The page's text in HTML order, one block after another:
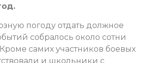
погоду отдать должное
собралось около сотни
самих участников боевых
и школьники с